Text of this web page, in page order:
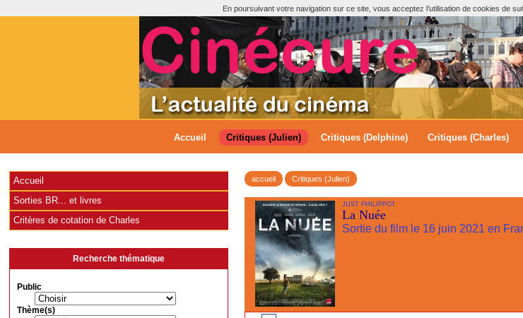
En poursuivant votre navigation sur ce site, vous acceptez l’utilisation de cookies de
Accueil Critiques (Julien) Critiques (Delphine) Critiques (Charles)
accueil Critiques (Julien)
JUST PHILIPPOT
La Nuée
Sortie du film le 16 juin 2021 en
Accueil
Sorties BR... et livres
Critères de cotation de Charles
Recherche thématique
Public
Thème(s)